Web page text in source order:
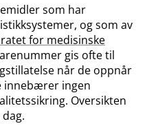
som har
og som av
for medisinske
gis ofte til
når de oppnår
innebærer ingen
Oversikten